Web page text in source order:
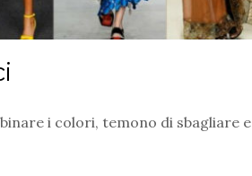
i colori, temono di sbagliare e